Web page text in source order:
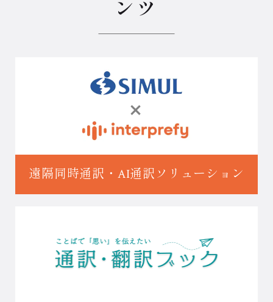
ンツ
遠隔同時通訳・ AI通訳ソリューション